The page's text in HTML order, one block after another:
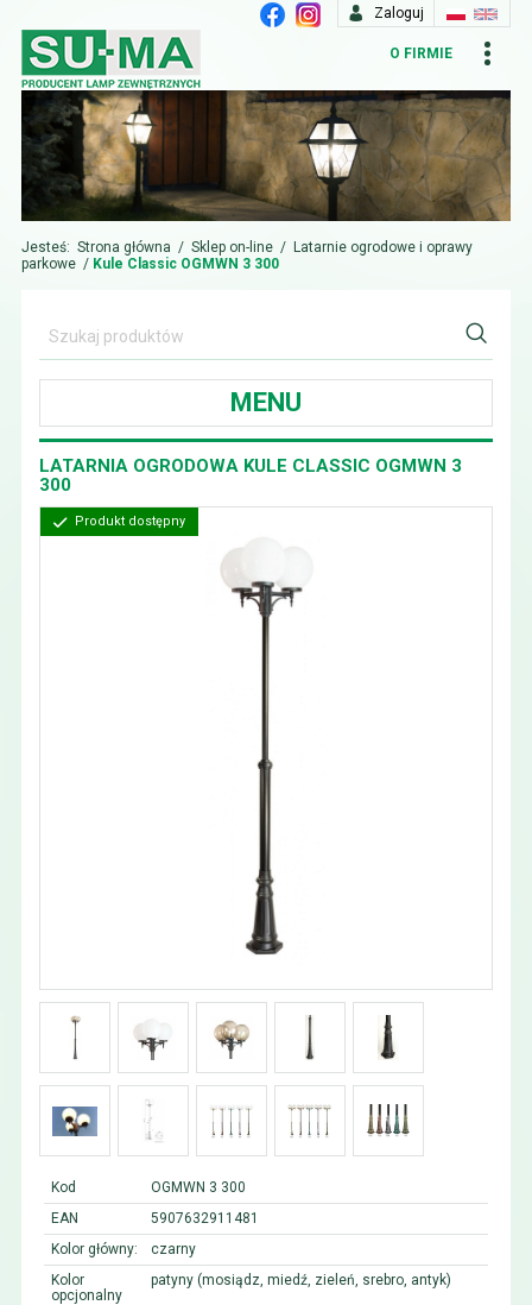
Zaloguj
O FIRMIE
Jesteś: Strona główna / Sklep on-line / Latarnie ogrodowe i oprawy
parkowe / Kule Classic OGMWN 3 300
MENU
LATARNIA OGRODOWA KULE CLASSIC OGMWN 3
300
Produkt dostępny
Kod
OGMWN 3 300
EAN
5907632911481
Kolor główny:
czarny
Kolor
opcjonalny
patyny (mosiądz, miedź, zieleń, srebro, antyk)